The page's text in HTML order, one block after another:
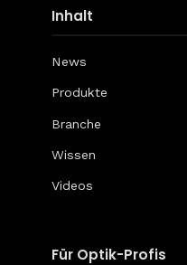
Inhalt
News
Produkte
Branche
Wissen
Videos
Für Optik-Profis